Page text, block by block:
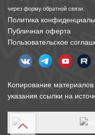
через форму обратной связи.
Политика
Публичная оферта
Пользовательское
Копирование
указания ссылки на